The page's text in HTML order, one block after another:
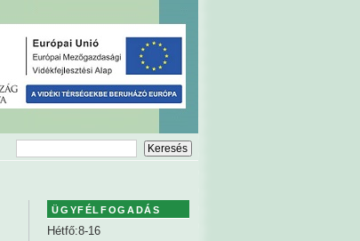
ÜGYFÉLFOGADÁS
Hétfő:8-16